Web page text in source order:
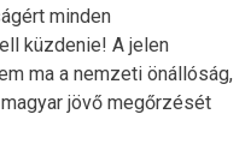
minden
küzdenie! A jelen
ma a nemzeti önállóság,
jövő megőrzését